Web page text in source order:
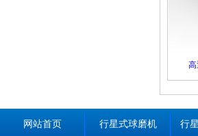
高
网站首页 行星式球磨机 行